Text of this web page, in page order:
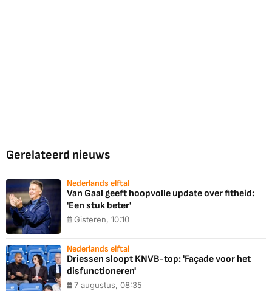
Gerelateerd nieuws
Nederlands elftal
Van Gaal geeft hoopvolle update over fitheid:
'Een stuk beter'
Gisteren, 10:10
Nederlands elftal
Driessen sloopt KNVB-top: 'Façade voor het
disfunctioneren'
7 augustus, 08:35